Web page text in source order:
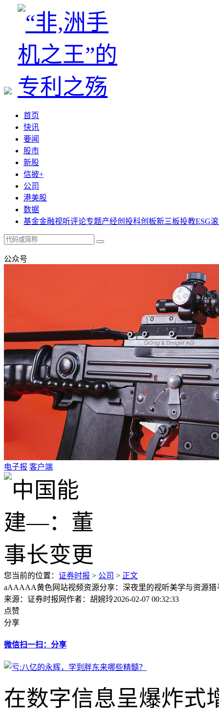
首页
快讯
要闻
股市
新股
信披+
公司
港美股
数据
基金金融视听评论专题产经创投科创板新三板投教ESG
公众号
电子报 客户端
您当前的位置： 证券时报 > 公司 > 正文
aAAAAA黄色网站视频资源分享：深夜里的视听美学与资源猎
来源：证券时报网作者：胡婉玲2026-02-07 00:32:33
点赞
分享
微信扫一扫：分享
在数字信息呈爆炸式